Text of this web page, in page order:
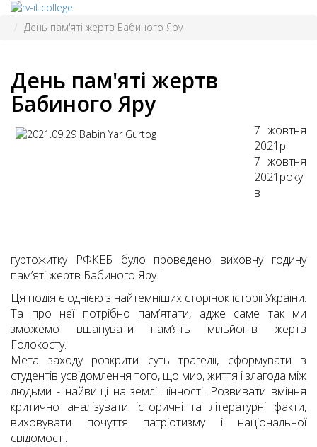
День пам'яті жертв Бабиного Яру
День пам'яті жертв
Бабиного Яру
7 жовтня
2021р.
7 жовтня
2021року
в
гуртожитку РФКЕБ було проведено виховну годину
пам’яті жертв Бабиного Яру.
Ця подія є однією з найтемніших сторінок історії України.
Та про неї потрібно пам’ятати, адже саме так ми
зможемо вшанувати пам’ять мільйонів жертв
Голокосту.
Мета заходу розкрити суть трагедії, сформувати в
студентів усвідомлення того, що мир, життя і злагода між
людьми - найвищі на землі цінності. Розвивати вміння
критично аналізувати історичні та літературні факти,
виховувати почуття патріотизму і національної
свідомості.